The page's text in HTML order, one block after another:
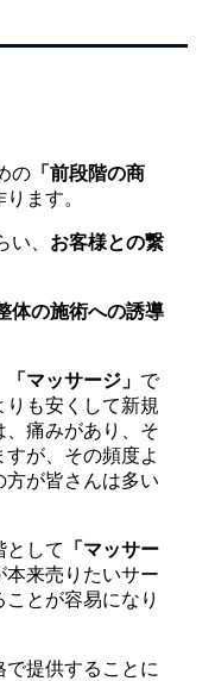
の 「前段階の商
ます。
、 お客様との繋
体の施術への誘導
「マッサージ」 で
も安くして新規
、痛みがあり、そ
が、その頻度よ
方が皆さんは多い
として
「マッサー
本来売りたいサー
とが容易になり
で提供することに